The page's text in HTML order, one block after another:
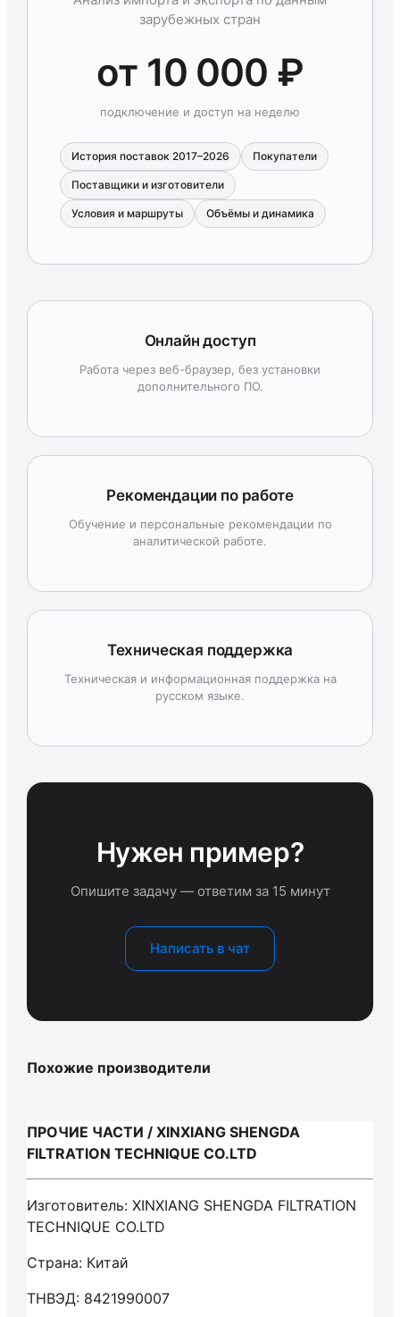
зарубежных стран
от 10 000 ₽
подключение и доступ на неделю
История поставок 2017–2026 Покупатели
Поставщики и изготовители
Условия и маршруты Объёмы и динамика
Онлайн доступ
Работа через веб-браузер, без установки
дополнительного ПО.
Рекомендации по работе
Обучение и персональные рекомендации по
аналитической работе.
Техническая поддержка
Техническая и информационная поддержка на
русском языке.
Нужен пример?
Опишите задачу — ответим за 15 минут
Написать в чат
Похожие производители
ПРОЧИЕ ЧАСТИ / XINXIANG SHENGDA
FILTRATION TECHNIQUE CO.LTD
Изготовитель: XINXIANG SHENGDA FILTRATION
TECHNIQUE CO.LTD
Страна: Китай
ТНВЭД: 8421990007